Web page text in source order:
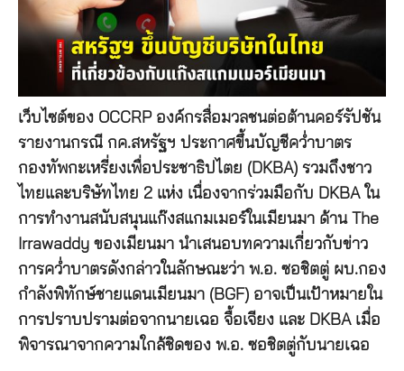
เว็บไซต์ของ OCCRP องค์กรสื่อมวลชนต่อต้านคอร์รัปชัน
รายงานกรณี กค.สหรัฐฯ ประกาศขึ้นบัญชีคว่ำบาตร
กองทัพกะเหรี่ยงเพื่อประชาธิปไตย (DKBA) รวมถึงชาว
ไทยและบริษัทไทย 2 แห่ง เนื่องจากร่วมมือกับ DKBA ใน
การทำงานสนับสนุนแก๊งสแกมเมอร์ในเมียนมา ด้านThe
Irrawaddy ของเมียนมา นำเสนอบทความเกี่ยวกับข่าว
การคว่ำบาตรดังกล่าวในลักษณะว่า พ.อ. ซอชิตตู่ ผบ.กอง
กำลังพิทักษ์ชายแดนเมียนมา (BGF) อาจเป็นเป้าหมายใน
การปราบปรามต่อจากนายเฉอ จื้อเจียง และ DKBA เมื่อ
พิจารณาจากความใกล้ชิดของ พ.อ. ซอชิตตู่กับนายเฉอ